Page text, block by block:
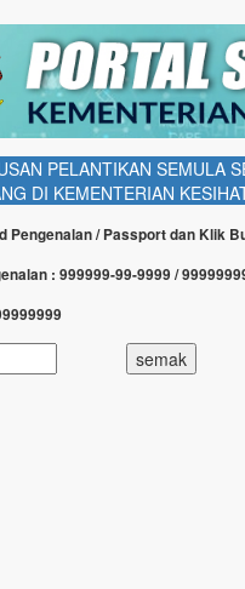
PELANTIKAN SEMULA
DI KEMENTERIAN
Pengenalan / Passport dan Klik
: 999999-99-9999 /